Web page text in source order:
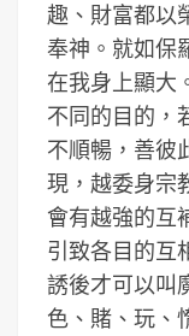
趣、財富都以
奉神。就如保
在我身上顯大
不同的目的，
不順暢，善彼
現，越委身宗
會有越強的互
引致各目的互
誘後才可以叫
色、賭、玩、